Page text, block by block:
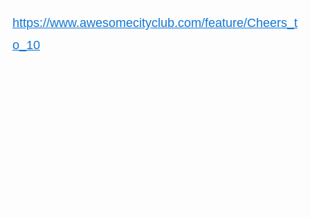
https://www.awesomecityclub.com/feature/Cheers_t
o_10